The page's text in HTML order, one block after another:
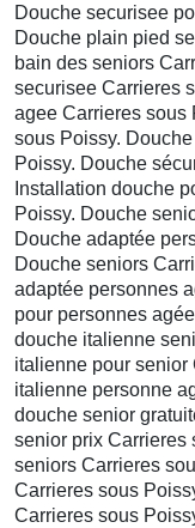
Douche securisee
Douche plain pied
bain des seniors
securisee Carrieres
agee Carrieres sous
sous Poissy.
Poissy. Douche
Installation douche
Poissy. Douche
Douche adaptée
Douche seniors
adaptée personnes
pour personnes
douche italienne
italienne pour senior
italienne personne
douche senior
senior prix Carrieres
seniors Carrieres
Carrieres sous
Carrieres sous